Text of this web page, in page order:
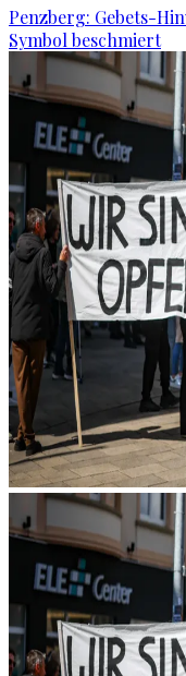
Penzberg: Gebets-
Symbol beschmiert